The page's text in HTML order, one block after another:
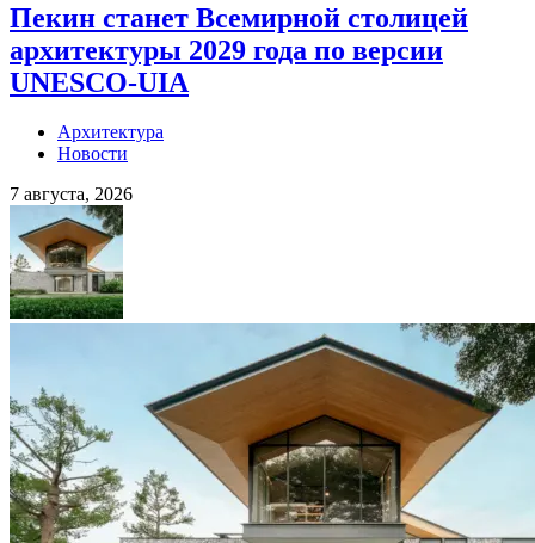
Пекин станет Всемирной столицей
архитектуры 2029 года по версии
UNESCO-UIA
Архитектура
Новости
7 августа, 2026